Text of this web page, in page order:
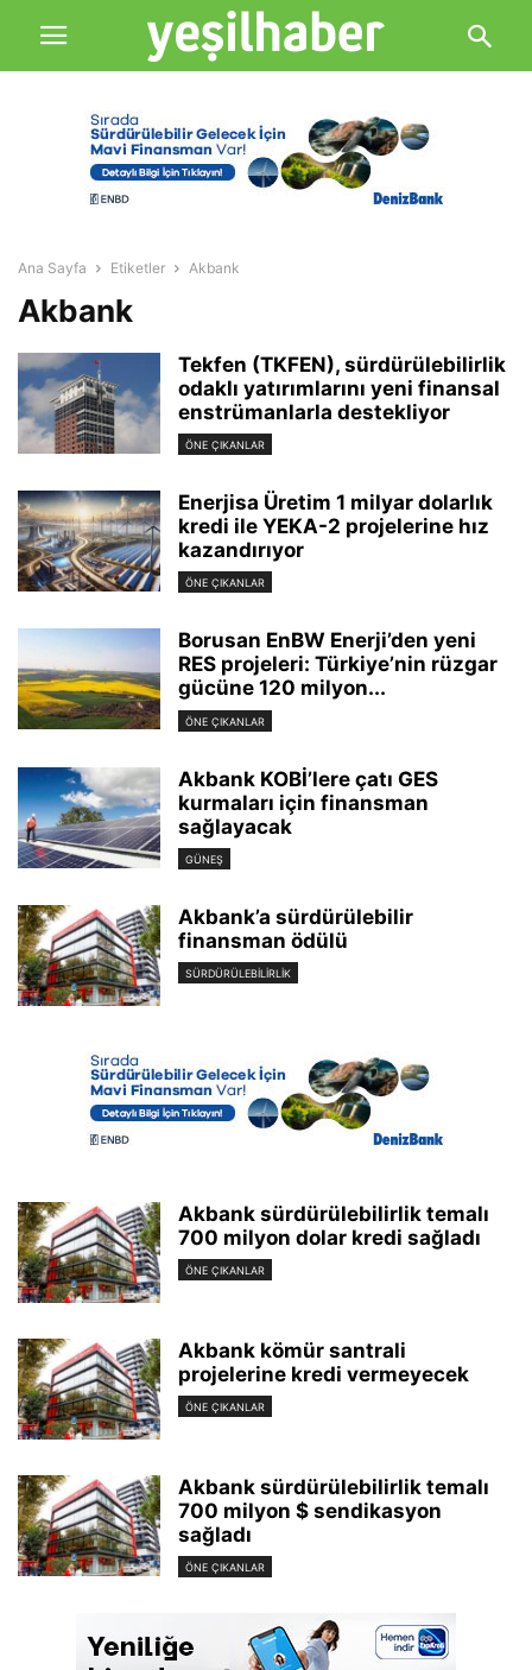
Ana Sayfa Etiketler Akbank
Akbank
Tekfen (TKFEN), sürdürülebilirlik
odaklı yatırımlarını yeni finansal
enstrümanlarla destekliyor
ÖNE ÇIKANLAR
Enerjisa Üretim 1 milyar dolarlık
kredi ile YEKA-2 projelerine hız
kazandırıyor
ÖNE ÇIKANLAR
Borusan EnBW Enerji’den yeni
RES projeleri: Türkiye’nin rüzgar
gücüne 120 milyon...
ÖNE ÇIKANLAR
Akbank KOBİ’lere çatı GES
kurmaları için finansman
sağlayacak
GÜNEŞ
Akbank’a sürdürülebilir
finansman ödülü
SÜRDÜRÜLEBILIRLIK
Akbank sürdürülebilirlik temalı
700 milyon dolar kredi sağladı
ÖNE ÇIKANLAR
Akbank kömür santrali
projelerine kredi vermeyecek
ÖNE ÇIKANLAR
Akbank sürdürülebilirlik temalı
700 milyon $ sendikasyon
sağladı
ÖNE ÇIKANLAR